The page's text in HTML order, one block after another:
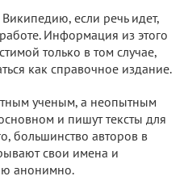
Википедию, если речь идет,
Информация из этого
только в том случае,
как справочное издание.
ученым, а неопытным
и пишут тексты для
большинство авторов в
свои имена и
анонимно.